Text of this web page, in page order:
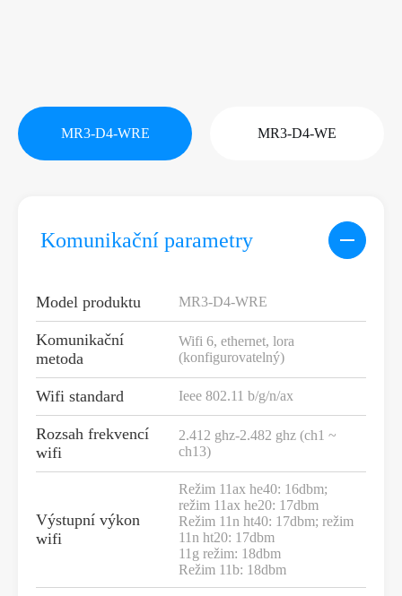
MR3-D4-WRE MR3-D4-WE
Komunikační parametry
Model produktu MR3-D4-WRE
Komunikační
metoda
Wifi 6, ethernet, lora
(konfigurovatelný)
Wifi standard Ieee 802.11 b/g/n/ax
Rozsah frekvencí
wifi
2.412 ghz-2.482 ghz (ch1 ~
ch13)
Výstupní výkon
wifi
Režim 11ax he40: 16dbm;
režim 11ax he20: 17dbm
Režim 11n ht40: 17dbm; režim
11n ht20: 17dbm
11g režim: 18dbm
Režim 11b: 18dbm